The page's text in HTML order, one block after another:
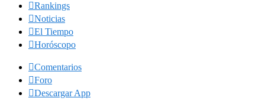
Rankings
Noticias
El Tiempo
Horóscopo
Comentarios
Foro
Descargar App